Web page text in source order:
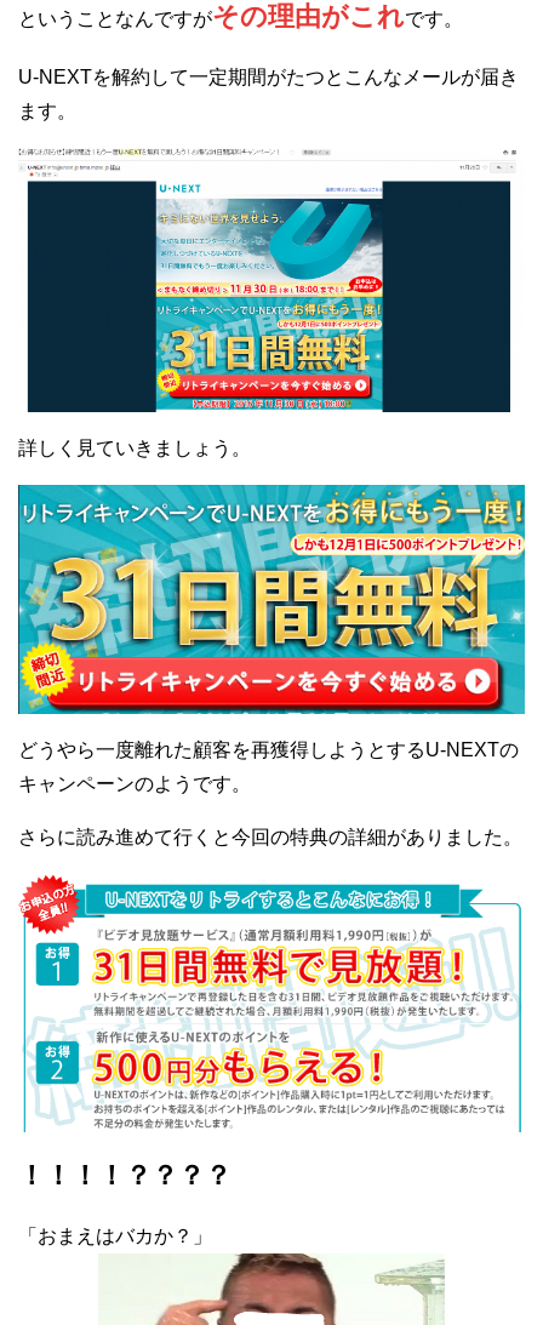
ということなんですがその理由がこれです。
U-NEXTを解約して一定期間がたつとこんなメールが届き
ます。
詳しく見ていきましょう。
どうやら一度離れた顧客を再獲得しようとするU-NEXTの
キャンペーンのようです。
さらに読み進めて行くと今回の特典の詳細がありました。
！！！！？？？？
「おまえはバカか？」